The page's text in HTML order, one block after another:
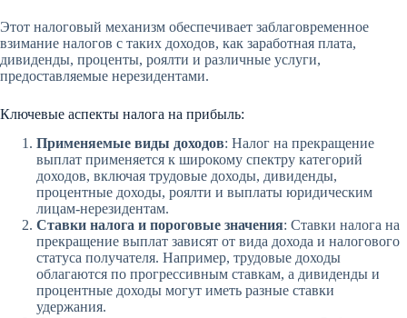
Этот налоговый механизм обеспечивает заблаговременное
взимание налогов с таких доходов, как заработная плата,
дивиденды, проценты, роялти и различные услуги,
предоставляемые нерезидентами.
Ключевые аспекты налога на прибыль:
Применяемые виды доходов: Налог на прекращение
выплат применяется к широкому спектру категорий
доходов, включая трудовые доходы, дивиденды,
процентные доходы, роялти и выплаты юридическим
лицам-нерезидентам.
Ставки налога и пороговые значения: Ставки налога на
прекращение выплат зависят от вида дохода и налогового
статуса получателя. Например, трудовые доходы
облагаются по прогрессивным ставкам, а дивиденды и
процентные доходы могут иметь разные ставки
удержания.